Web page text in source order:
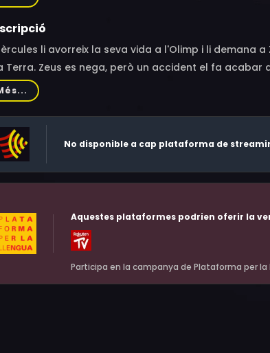
li avorreix la seva vida a l'Olimp i li demana
Terra. Zeus es nega, però un accident el fa acabar
arrogància li causen molts problemes fins que
li comença a agradar la vida entre els mortals i
Nèmesi a castigar-lo...
No disponible a cap plataforma de
Aquestes plataformes podrien oferir la
Participa en la campanya de Plataforma per la